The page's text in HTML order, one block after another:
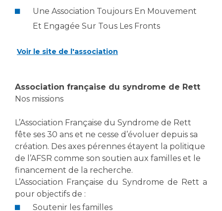
Une Association Toujours En Mouvement
Et Engagée Sur Tous Les Fronts
Voir le site de l'association
Association française du syndrome de Rett
Nos missions
L’Association Française du Syndrome de Rett
fête ses 30 ans et ne cesse d’évoluer depuis sa
création. Des axes pérennes étayent la politique
de l’AFSR comme son soutien aux familles et le
financement de la recherche.
L’Association Française du Syndrome de Rett a
pour objectifs de :
Soutenir les familles